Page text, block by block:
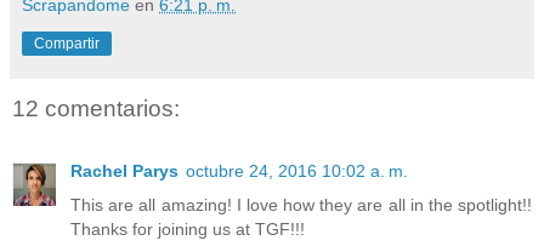
Scrapandome en 6:21 p. m.
Compartir
12 comentarios:
Rachel Parys octubre 24, 2016 10:02 a. m.
This are all amazing! I love how they are all in the spotlight!!
Thanks for joining us at TGF!!!